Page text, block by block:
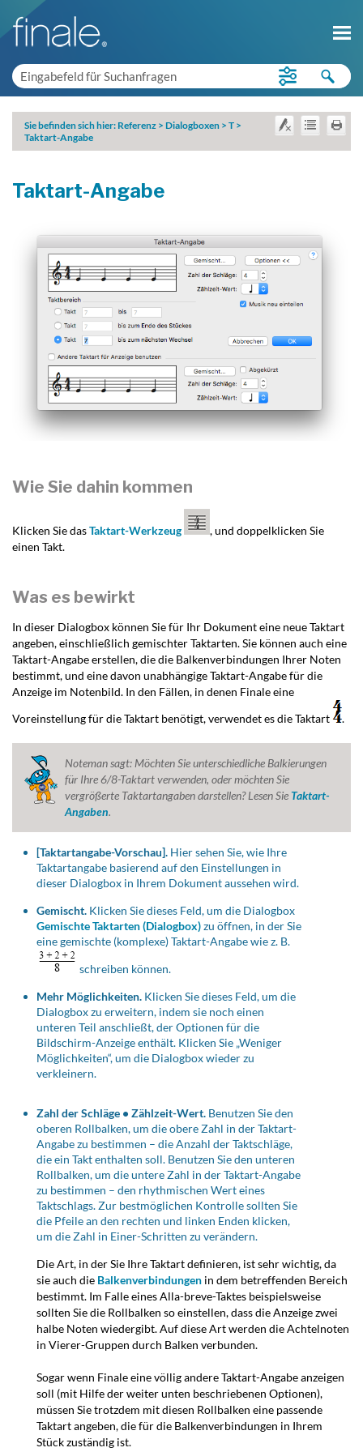
Sie befinden sich hier: Referenz > Dialogboxen > T >
Taktart-Angabe
Taktart-Angabe
Wie Sie dahin kommen
Klicken Sie dasTaktart-Werkzeug
, und doppelklicken Sie
einen Takt.
Was es bewirkt
In dieser Dialogbox können Sie für Ihr Dokument eine neue Taktart
angeben, einschließlich gemischter Taktarten. Sie können auch eine
Taktart-Angabe erstellen, die die Balkenverbindungen Ihrer Noten
bestimmt, und eine davon unabhängige Taktart-Angabe für die
Anzeige im Notenbild. In den Fällen, in denen Finale eine
Voreinstellung für die Taktart benötigt, verwendet es die Taktart
.
Noteman sagt: Möchten Sie unterschiedliche Balkierungen
für Ihre 6/8-Taktart verwenden, oder möchten Sie
vergrößerte Taktartangaben darstellen? Lesen Sie Taktart-
Angaben.
[Taktartangabe-Vorschau]. Hier sehen Sie, wie Ihre
Taktartangabe basierend auf den Einstellungen in
dieser Dialogbox in Ihrem Dokument aussehen wird.
Gemischt. Klicken Sie dieses Feld, um die Dialogbox
Gemischte Taktarten (Dialogbox)zu öffnen, in der Sie
eine gemischte (komplexe) Taktart-Angabe wie z. B.
schreiben können.
Mehr Möglichkeiten. Klicken Sie dieses Feld, um die
Dialogbox zu erweitern, indem sie noch einen
unteren Teil anschließt, der Optionen für die
Bildschirm-Anzeige enthält. Klicken Sie „Weniger
Möglichkeiten“, um die Dialogbox wieder zu
verkleinern.
Zahl der Schläge • Zählzeit-Wert. Benutzen Sie den
oberen Rollbalken, um die obere Zahl in der Taktart-
Angabe zu bestimmen – die Anzahl der Taktschläge,
die ein Takt enthalten soll. Benutzen Sie den unteren
Rollbalken, um die untere Zahl in der Taktart-Angabe
zu bestimmen – den rhythmischen Wert eines
Taktschlags. Zur bestmöglichen Kontrolle sollten Sie
die Pfeile an den rechten und linken Enden klicken,
um die Zahl in Einer-Schritten zu verändern.
Die Art, in der Sie Ihre Taktart definieren, ist sehr wichtig, da
sie auch die Balkenverbindungen in dem betreffenden Bereich
bestimmt. Im Falle eines Alla-breve-Taktes beispielsweise
sollten Sie die Rollbalken so einstellen, dass die Anzeige zwei
halbe Noten wiedergibt. Auf diese Art werden die Achtelnoten
in Vierer-Gruppen durch Balken verbunden.
Sogar wenn Finale eine völlig andere Taktart-Angabe anzeigen
soll (mit Hilfe der weiter unten beschriebenen Optionen),
müssen Sie trotzdem mit diesen Rollbalken eine passende
Taktart angeben, die für die Balkenverbindungen in Ihrem
Stück zuständig ist.